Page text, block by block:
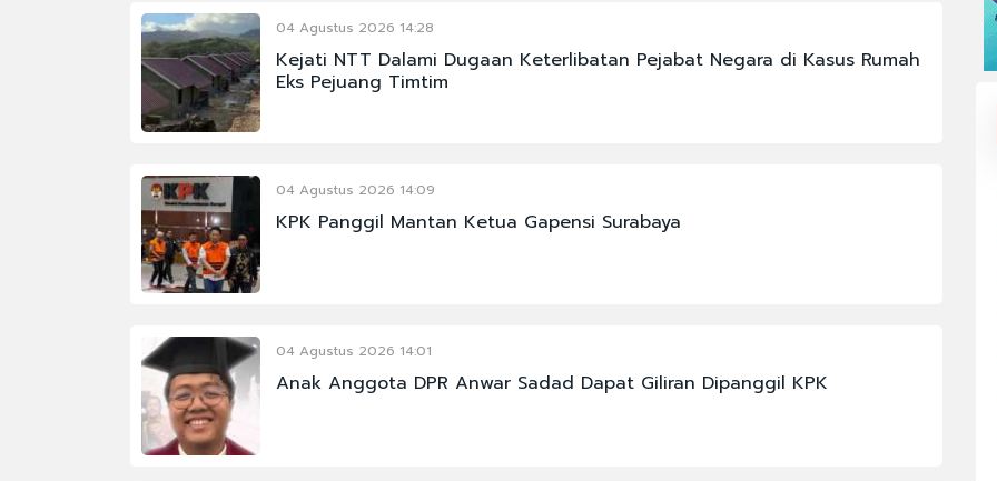
04 Agustus 2026 14:28
Kejati NTT Dalami Dugaan Keterlibatan Pejabat Negara di Kasus Rumah
Eks Pejuang Timtim
04 Agustus 2026 14:09
KPK Panggil Mantan Ketua Gapensi Surabaya
04 Agustus 2026 14:01
Anak Anggota DPR Anwar Sadad Dapat Giliran Dipanggil KPK
#BURSA EFEK
#CHELSEA
#POLRI
#SELAMAT GINTING
#CHELSEA
#SELAMAT GINTING